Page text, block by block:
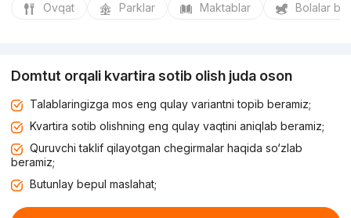
Ovqat Parklar Maktablar Bolalar
Domtut orqali kvartira sotib olish juda oson
Talablaringizga mos eng qulay variantni topib beramiz;
Kvartira sotib olishning eng qulay vaqtini aniqlab beramiz;
Quruvchi taklif qilayotgan chegirmalar haqida so‘zlab
beramiz;
Butunlay bepul maslahat;